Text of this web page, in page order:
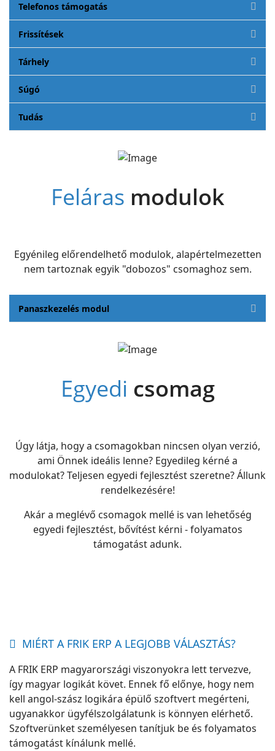
Telefonos támogatás
Frissítések
Tárhely
Súgó
Tudás
Feláras modulok
Egyénileg előrendelhető modulok, alapértelmezetten
nem tartoznak egyik "dobozos" csomaghoz sem.
Panaszkezelés modul
Egyedi csomag
Úgy látja, hogy a csomagokban nincsen olyan verzió,
ami Önnek ideális lenne? Egyedileg kérné a
modulokat? Teljesen egyedi fejlesztést szeretne? Állunk
rendelkezésére!
Akár a meglévő csomagok mellé is van lehetőség
egyedi fejlesztést, bővítést kérni - folyamatos
támogatást adunk.
MIÉRT A FRIK ERP A LEGJOBB VÁLASZTÁS?
A FRIK ERP magyarországi viszonyokra lett tervezve,
így magyar logikát követ. Ennek fő előnye, hogy nem
kell angol-szász logikára épülő szoftvert megérteni,
ugyanakkor ügyfélszolgálatunk is könnyen elérhető.
Szoftverünket személyesen tanítjuk be és folyamatos
támogatást kínálunk mellé.